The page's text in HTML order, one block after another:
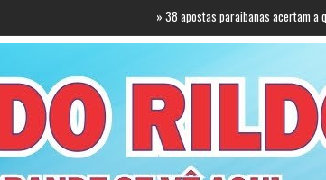
38 apostas paraibanas acertam a quadra da